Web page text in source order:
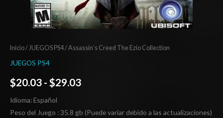
Inicio/ JUEGOS PS4/ Assassin’s Creed The Ezio Collection
JUEGOS PS4
$20.03 - $29.03
Idioma: Español
Peso del Juego : 35.8 gb (Puede variar debido a las actualizaciones)